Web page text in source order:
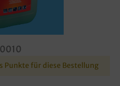
Punkte für diese Bestellung